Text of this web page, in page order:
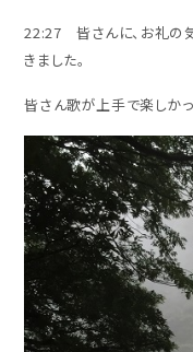
22:27 皆さんに、お礼の
きました。
皆さん歌が上手で楽しか